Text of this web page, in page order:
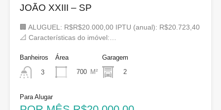
JOÃO XXIII – SP
🏢 ALUGUEL: R$R$20.000,00 IPTU (anual): R$20.723,40
📐 Características do imóvel:…
Banheiros
3
Área
700 M²
Garagem
2
Para Alugar